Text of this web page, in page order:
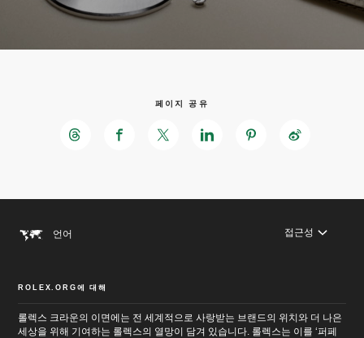
이
바
동
페이지 공유
언어 접근성
ROLEX.ORG에 대해
롤렉스 크라운의 이면에는 전 세계적으로 사랑받는 브랜드의 위치와 더 나은
세상을 위해 기여하는 롤렉스의 열망이 담겨 있습니다. 롤렉스는 이를 ‘퍼페